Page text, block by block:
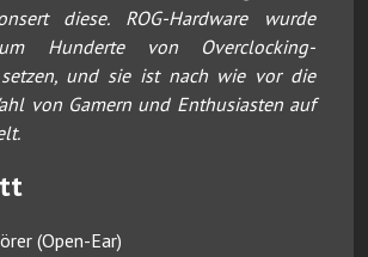
diese. ROG-Hardware wurde
Hunderte von Overclocking-
und sie ist nach wie vor die
von Gamern und Enthusiasten auf
(Open-Ear)